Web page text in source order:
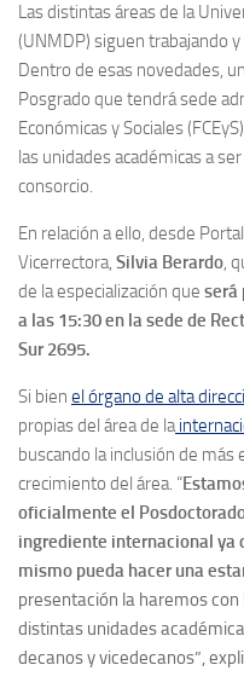
Las distintas áreas de la
(UNMDP) siguen trabajando
Dentro de esas novedades,
Posgrado que tendrá sede
Económicas y Sociales
las unidades académicas a
consorcio.
En relación a ello, desde
Vicerrectora, Silvia Berardo,
de la especialización que será
a las 15:30 en la sede de
Sur 2695.
Si bien el órgano de alta
propias del área de la
buscando la inclusión de
crecimiento del área. “
oficialmente el
ingrediente internacional ya
mismo pueda hacer una
presentación la haremos
distintas unidades
decanos y vicedecanos”,